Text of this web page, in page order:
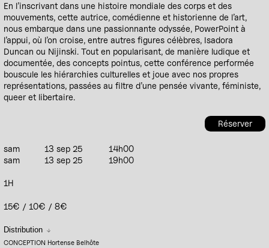
En l’inscrivant dans une histoire mondiale des corps et des
mouvements, cette autrice, comédienne et historienne de l’art,
nous embarque dans une passionnante odyssée, PowerPoint à
l’appui, où l’on croise, entre autres figures célèbres, Isadora
Duncan ou Nijinski. Tout en popularisant, de manière ludique et
documentée, des concepts pointus, cette conférence performée
bouscule les hiérarchies culturelles et joue avec nos propres
représentations, passées au filtre d’une pensée vivante, féministe,
queer et libertaire.
Réserver
sam 13 sep 25
14h00
sam
13 sep 25 19h00
1H
15€ / 10€ / 8€
Distribution
CONCEPTION Hortense Belhôte